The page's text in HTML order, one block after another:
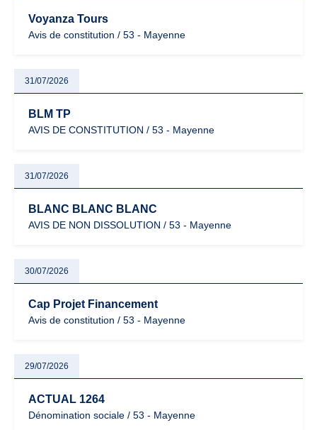
Voyanza Tours
Avis de constitution / 53 - Mayenne
31/07/2026
BLM TP
AVIS DE CONSTITUTION / 53 - Mayenne
31/07/2026
BLANC BLANC BLANC
AVIS DE NON DISSOLUTION / 53 - Mayenne
30/07/2026
Cap Projet Financement
Avis de constitution / 53 - Mayenne
29/07/2026
ACTUAL 1264
Dénomination sociale / 53 - Mayenne